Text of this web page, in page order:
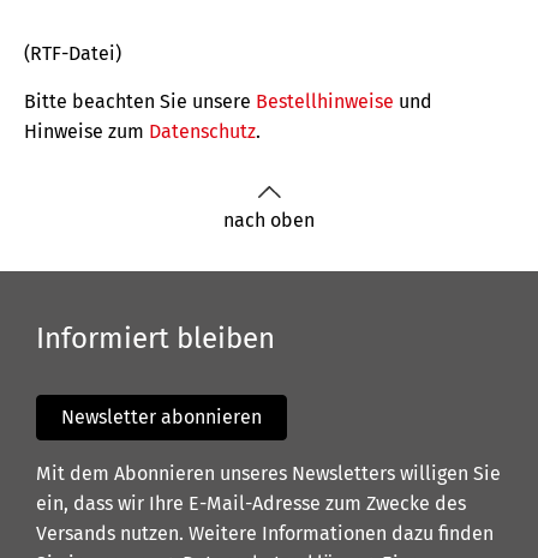
(RTF-Datei)
Bitte beachten Sie unsere Bestellhinweise und
Hinweise zum Datenschutz.
nach oben
Informiert bleiben
Newsletter abonnieren
Mit dem Abonnieren unseres Newsletters willigen Sie
ein, dass wir Ihre E-Mail-Adresse zum Zwecke des
Versands nutzen. Weitere Informationen dazu finden